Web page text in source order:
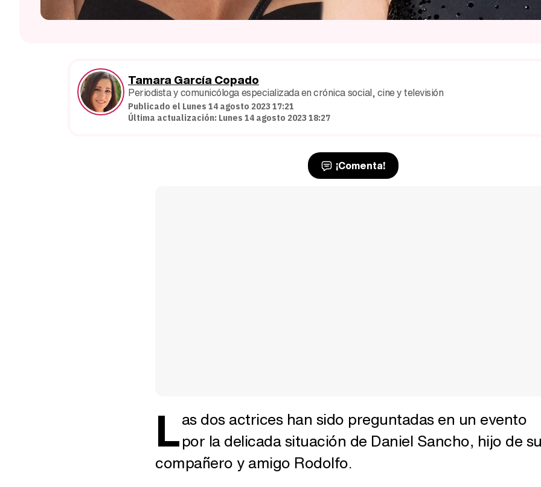
Tamara García Copado
Periodista y comunicóloga especializada en crónica social, cine y televisión
Publicado el Lunes 14 agosto 2023 17:21
Última actualización: Lunes 14 agosto 2023 18:27
¡Comenta!
Las dos actrices han sido preguntadas en un evento
por la delicada situación de Daniel Sancho, hijo de
compañero y amigo Rodolfo.